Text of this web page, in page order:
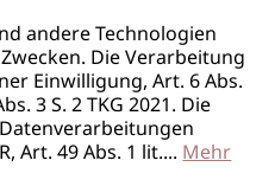
andere Technologien
Die Verarbeitung
Einwilligung, Art. 6 Abs.
3 S. 2 TKG 2021. Die
Art. 49 Abs. 1 lit....Mehr